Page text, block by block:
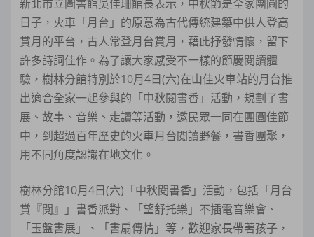
新北市立圖書館吳佳珊館長表示，中秋節是全家團圓的
日子，火車「月台」的原意為古代傳統建築中供人登高
賞月的平台，古人常登月台賞月，藉此抒發情懷，留下
許多詩詞佳作。為了讓大家感受不一樣的節慶閱讀體
驗，樹林分館特別於10月4日(六)在山佳火車站的月台推
出適合全家一起參與的「中秋閱書香」活動，規劃了書
展、故事、音樂、走讀等活動，邀民眾一同在團圓佳節
中，到超過百年歷史的火車月台閱讀野餐，書香團聚，
用不同角度認識在地文化。
樹林分館10月4日(六)「中秋閱書香」活動，包括「月台
賞『閱』」書香派對、「望舒托樂」不插電音樂會、
「玉盤書展」、「書扇傳情」等，歡迎家長帶著孩子，